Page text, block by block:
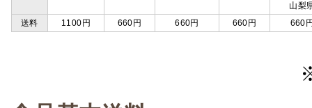
山梨
送料
1100円 660円 660円 660円 660